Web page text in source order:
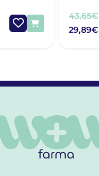
43,65€
29,89€